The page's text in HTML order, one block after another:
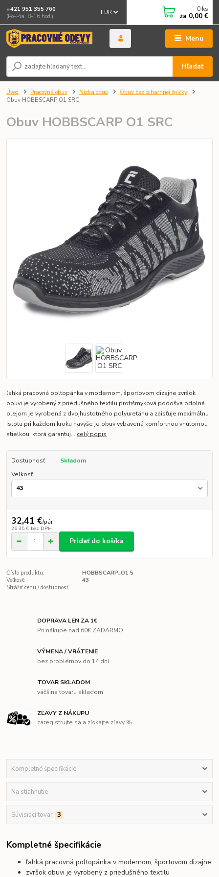
Menu
EUR
Hľadať
+421 951 355 760
(Po-Pia, 8-16 hod.)
0 ks
za 0,00 €
Úvod Pracovná obuv Nízka obuv
Obuv bez ocharnnej špičky
Obuv HOBBSCARP O1 SRC
Obuv HOBBSCARP O1 SRC
ľahká pracovná poltopánka v modernom, športovom dizajne zvršok
obuvi je vyrobený z priedušného textilu protišmyková podošva odolná
olejom je vyrobená z dvojhustotného polyuretánu a zaisťuje maximálnu
istotu pri každom kroku navyše je obuv vybavená komfortnou vnútornou
stielkou, ktorá garantuj... celý popis
Dostupnosť
Skladom
Veľkosť
32,41 €/pár
26,35 € bez DPH
Pridať do košíka
Číslo produktu:
HOBBSCARP_O1 5
Veľkosť:
43
Strážiť cenu / dostupnosť
DOPRAVA LEN ZA 1€
Pri nákupe nad 60€ ZADARMO
VÝMENA / VRÁTENIE
bez problémov do 14 dní
TOVAR SKLADOM
väčšina tovaru skladom
ZĽAVY Z NÁKUPU
zaregistrujte sa a získajte zľavy %
Kompletné špecifikácie
Na stiahnutie
Súvisiaci tovar 3
Kompletné špecifikácie
ľahká pracovná poltopánka v modernom, športovom dizajne
zvršok obuvi je vyrobený z priedušného textilu